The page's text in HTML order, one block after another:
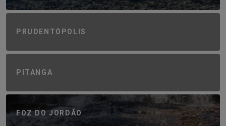
PRUDENTÓPOLIS
PITANGA
FOZ DO JORDÃO